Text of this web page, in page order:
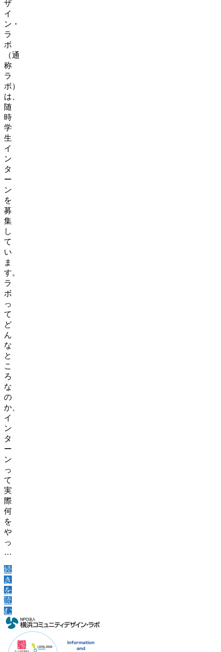
ザ
イ
ン・
ラ
ボ
（通
称
ラ
ボ）
は、
随
時
学
生
イ
ン
タ
ー
ン
を
募
集
し
て
い
ま
す。
ラ
ボ
っ
て
ど
ん
な
と
こ
ろ
な
の
か、
イ
ン
タ
ー
ン
っ
て
実
際
何
を
や
っ
…
続
き
を
読
む